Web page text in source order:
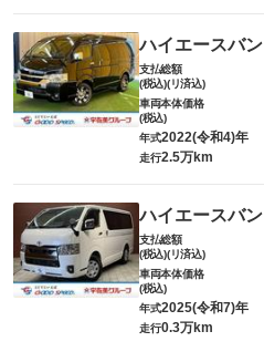
ハイエースバン
支払総額
(税込)(リ済込)
車両本体価格
(税込)
年式2022(令和4)年
走行2.5万km
ハイエースバン
支払総額
(税込)(リ済込)
車両本体価格
(税込)
年式2025(令和7)年
走行0.3万km